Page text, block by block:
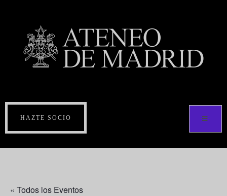
HAZTE SOCIO
« Todos los Eventos